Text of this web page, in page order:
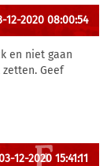
12-2020 08:00:54
en niet gaan
Geef
12-2020 15:41:11